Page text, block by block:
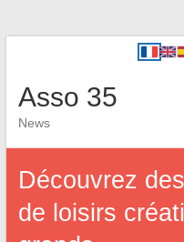
Asso 35
News
Découvrez
de loisirs